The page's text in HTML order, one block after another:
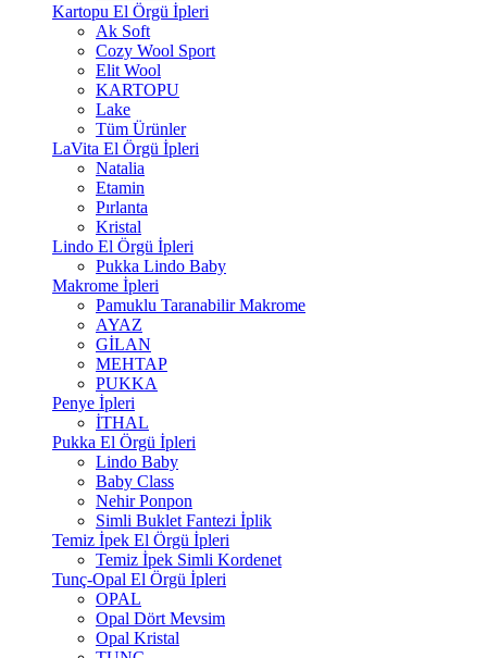
Kartopu El Örgü İpleri
Ak Soft
Cozy Wool Sport
Elit Wool
KARTOPU
Lake
Tüm Ürünler
LaVita El Örgü İpleri
Natalia
Etamin
Pırlanta
Kristal
Lindo El Örgü İpleri
Pukka Lindo Baby
Makrome İpleri
Pamuklu Taranabilir Makrome
AYAZ
GİLAN
MEHTAP
PUKKA
Penye İpleri
İTHAL
Pukka El Örgü İpleri
Lindo Baby
Baby Class
Nehir Ponpon
Simli Buklet Fantezi İplik
Temiz İpek El Örgü İpleri
Temiz İpek Simli Kordenet
Tunç-Opal El Örgü İpleri
OPAL
Opal Dört Mevsim
Opal Kristal